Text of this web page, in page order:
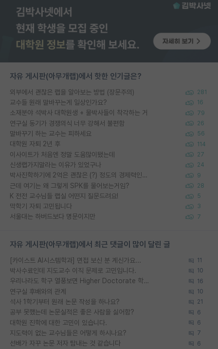
자유 게시판(아무개랩)에서 핫한 인기글은?
외부에서 괜찮은 랩을 알아보는 방법 (장문주의) 281
교수들 원래 말바꾸는게 일상인가요? 16
소재분야 석박사 대학원생 + 물박사들이 착각하는 거 79
연구실 동기가 경쟁의식 너무 강해서 불편함 26
말바꾸기 하는 교수는 피하세요 56
대학원 자퇴 2년 후 114
이사이트가 처음엔 정말 도움많이됐는데 27
신생랩가지말라는 이유가 있었구나 24
박사진학하기에 2억은 괜찮은 (?) 정도의 경제력인가요 9
근데 여기는 왜 그렇게 SPK를 물어보는거임? 28
K 전전 교수님들 랩실 어떤지 질문드려요! 5
막학기 자퇴 고민됩니다 3
서울대는 하버드보다 명문이지만 7
자유 게시판(아무개랩)에서 최근 댓글이 많이 달린 글
[카이스트 AI시스템학과] 면접 보신 분 계신가요... 11
박사수료인데 지도교수 이직 문제로 고민입니다. 10
우리나라도 학구 열풍보면 Higher Doctorate 학위가 필요하다고 봅니다. 16
연구실 후배와의 관계 10
석사 1학기부터 원래 논문 작성을 하나요? 21
공부 못했는데 논문실적은 좋은 사람을 싫어함? 6
대학원 진학에 대한 고민이 있습니다. 6
지도력이 없는 교수님들은 어떻게 하시나요? 7
선배가 자꾸 논문 저자 탐내는 것 같습니다 6